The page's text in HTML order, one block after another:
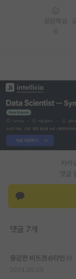
특수/전문대학원
반도체/AI 게시
장학금/장학생
학술 정보 게시판
홍보 게시판
커리어
이벤트
카카
댓글
댓글 7개
용감한 비트겐슈타인